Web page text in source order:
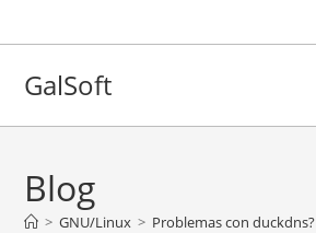
al
GalSoft
Blog
> GNU/Linux > Problemas con duckdns?